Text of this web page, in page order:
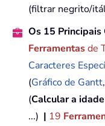
(filtrar negrito/
Os 15 Principais
Ferramentasde
Caracteres
(Gráfico de Gantt
(Calcular a
...) | 19